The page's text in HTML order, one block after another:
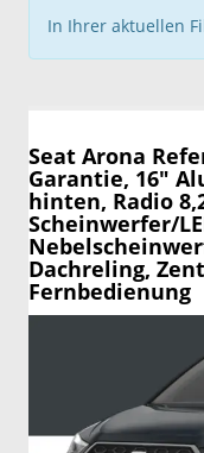
In Ihrer aktuellen
Seat Arona
Garantie, 16"
hinten, Radio
Scheinwerfer/
Dachreling,
Fernbedienung